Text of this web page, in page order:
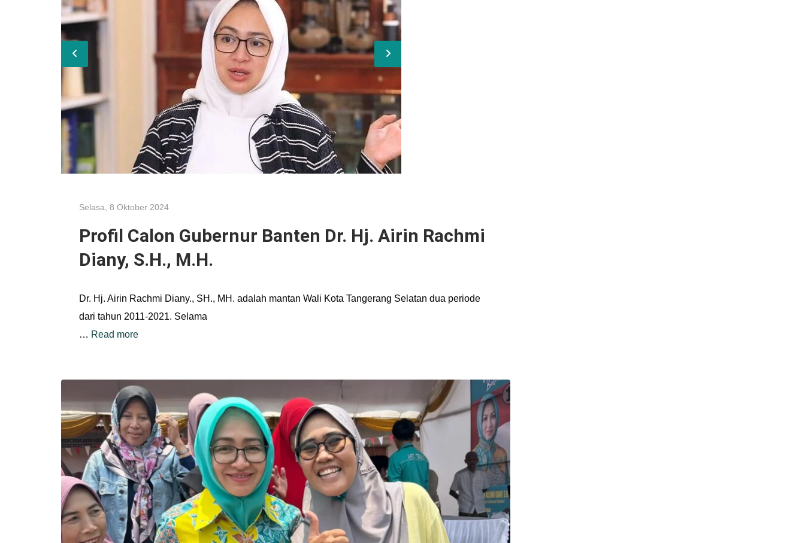
Selasa, 8 Oktober 2024
Profil Calon Gubernur Banten Dr. Hj. Airin Rachmi
Diany, S.H., M.H.
Dr. Hj. Airin Rachmi Diany., SH., MH. adalah mantan Wali Kota Tangerang Selatan dua periode
dari tahun 2011-2021. Selama
… Read more